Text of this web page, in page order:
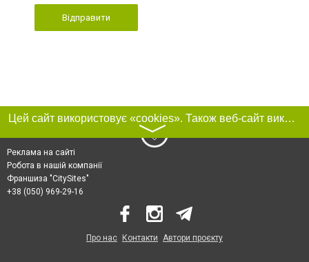
Відправити
Цей сайт використовує «cookies». Також веб-сайт використовує інтернет-сервіс для збору технічних даних стосовно відвідувачів з метою отримання маркетингової та статистичної інформації. Умови обробки даних відвідувачів сайту див.
〉
Реклама на сайті
Робота в нашій компанії
Франшиза "CitySites"
+38 (050) 969-29-16
Про нас Контакти Автори проєкту